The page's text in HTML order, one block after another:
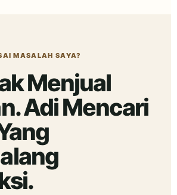
MASALAH SAYA?
Menjual
Adi Mencari